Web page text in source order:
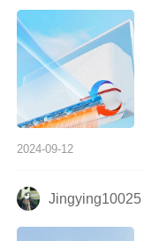
2024-09-12
Jingying10025